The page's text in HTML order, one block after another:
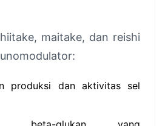
maitake, dan reishi
produksi dan aktivitas sel